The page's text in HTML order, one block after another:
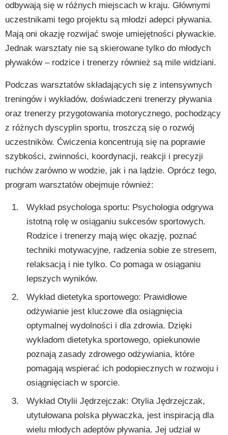
odbywają się w różnych miejscach w kraju. Głównymi
uczestnikami tego projektu są młodzi adepci pływania.
Mają oni okazję rozwijać swoje umiejętności pływackie.
Jednak warsztaty nie są skierowane tylko do młodych
pływaków – rodzice i trenerzy również są mile widziani.
Podczas warsztatów składających się z intensywnych
treningów i wykładów, doświadczeni trenerzy pływania
oraz trenerzy przygotowania motorycznego, pochodzący
z różnych dyscyplin sportu, troszczą się o rozwój
uczestników. Ćwiczenia koncentrują się na poprawie
szybkości, zwinności, koordynacji, reakcji i precyzji
ruchów zarówno w wodzie, jak i na lądzie. Oprócz tego,
program warsztatów obejmuje również:
Wykład psychologa sportu: Psychologia odgrywa
istotną rolę w osiąganiu sukcesów sportowych.
Rodzice i trenerzy mają więc okazję, poznać
techniki motywacyjne, radzenia sobie ze stresem,
relaksacją i nie tylko. Co pomaga w osiąganiu
lepszych wyników.
Wykład dietetyka sportowego: Prawidłowe
odżywianie jest kluczowe dla osiągnięcia
optymalnej wydolności i dla zdrowia. Dzięki
wykładom dietetyka sportowego, opiekunowie
poznają zasady zdrowego odżywiania, które
pomagają wspierać ich podopiecznych w rozwoju i
osiągnięciach w sporcie.
Wykład Otylii Jędrzejczak: Otylia Jędrzejczak,
utytułowana polska pływaczka, jest inspiracją dla
wielu młodych adeptów pływania. Jej udział w